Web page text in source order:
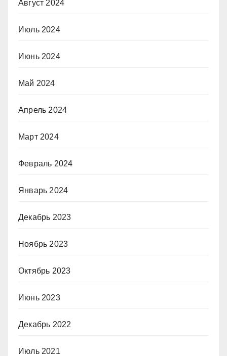
Август 2024
Июль 2024
Июнь 2024
Май 2024
Апрель 2024
Март 2024
Февраль 2024
Январь 2024
Декабрь 2023
Ноябрь 2023
Октябрь 2023
Июнь 2023
Декабрь 2022
Июль 2021